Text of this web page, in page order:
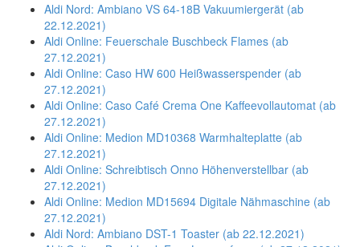
Aldi Nord: Ambiano VS 64-18B Vakuumiergerät (ab
22.12.2021)
Aldi Online: Feuerschale Buschbeck Flames (ab
27.12.2021)
Aldi Online: Caso HW 600 Heißwasserspender (ab
27.12.2021)
Aldi Online: Caso Café Crema One Kaffeevollautomat (ab
27.12.2021)
Aldi Online: Medion MD10368 Warmhalteplatte (ab
27.12.2021)
Aldi Online: Schreibtisch Onno Höhenverstellbar (ab
27.12.2021)
Aldi Online: Medion MD15694 Digitale Nähmaschine (ab
27.12.2021)
Aldi Nord: Ambiano DST-1 Toaster (ab 22.12.2021)